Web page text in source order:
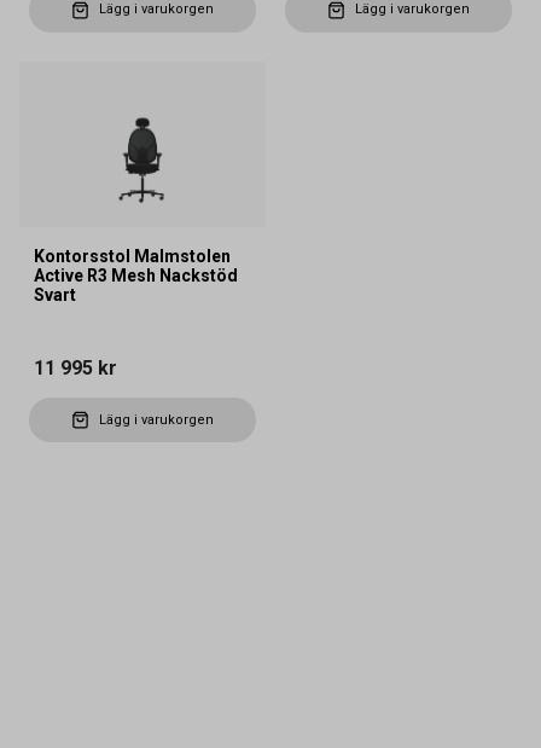
Lägg i varukorgen Lägg i varukorgen
Kontorsstol Malmstolen
Active R3 Mesh Nackstöd
Svart
11 995 kr
Lägg i varukorgen